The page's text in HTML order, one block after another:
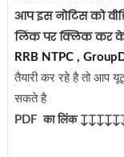
आप इस नोटिस को
लिंक पर क्लिक कर
RRB NTPC ,
तैयारी कर रहे है तो आप
सकते है
PDF का लिंक